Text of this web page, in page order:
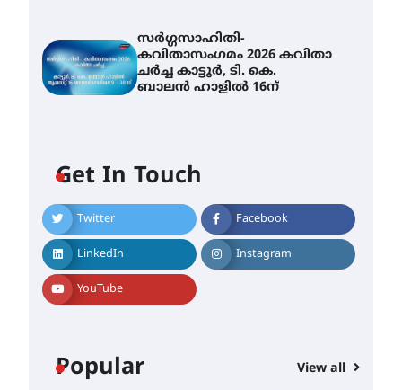
സർഗ്ഗസാഹിതി-
കവിതാസംഗമം 2026 കവിതാ
ചർച്ച കാട്ടൂർ, ടി. കെ.
ബാലൻ ഹാളിൽ 16ന്
Get In Touch
Twitter Facebook
LinkedIn Instagram
YouTube
Popular View all